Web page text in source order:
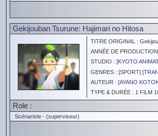
Gekijouban Tsurune: Hajimari no Hitosa
TITRE ORIGINAL :
ANNÉE DE
STUDIO : [KYOTO
GENRES : [SPORT] [
AUTEUR : [AYANO
TYPE & DURÉE : 1 FILM
Role :
Scénariste - (superviseur)